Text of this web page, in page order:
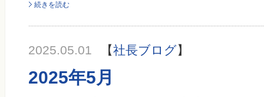
続きを読む
2025.05.01 【社長ブログ】
2025年5月